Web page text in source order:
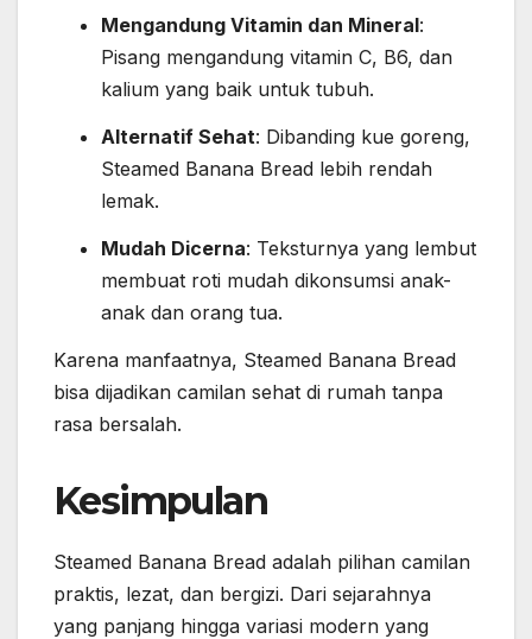
Mengandung Vitamin dan Mineral:
Pisang mengandung vitamin C, B6, dan
kalium yang baik untuk tubuh.
Alternatif Sehat: Dibanding kue goreng,
Steamed Banana Bread lebih rendah
lemak.
Mudah Dicerna: Teksturnya yang lembut
membuat roti mudah dikonsumsi anak-
anak dan orang tua.
Karena manfaatnya, Steamed Banana Bread
bisa dijadikan camilan sehat di rumah tanpa
rasa bersalah.
Kesimpulan
Steamed Banana Bread adalah pilihan camilan
praktis, lezat, dan bergizi. Dari sejarahnya
yang panjang hingga variasi modern yang